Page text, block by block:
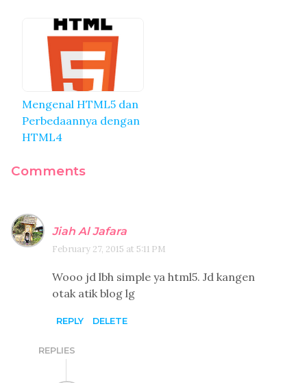
Mengenal HTML5 dan
Perbedaannya dengan
HTML4
Comments
Jiah Al Jafara
February 27, 2015 at 5:11 PM
Wooo jd lbh simple ya html5. Jd kangen
otak atik blog lg
REPLY DELETE
REPLIES